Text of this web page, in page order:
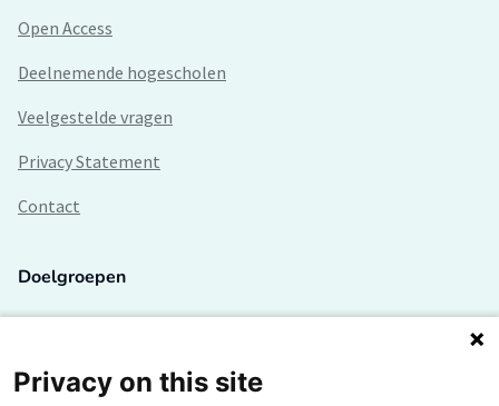
Open Access
Deelnemende hogescholen
Veelgestelde vragen
Privacy Statement
Contact
Doelgroepen
Lectoren en onderzoekers
Privacy on this site